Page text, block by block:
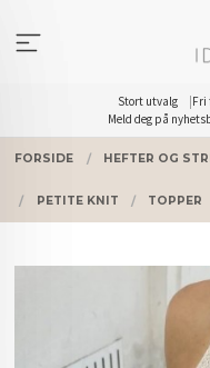
innholdet
Stort utvalg Fri
Meld deg på
FORSIDE HEFTER OG
PETITE KNIT TOPPER